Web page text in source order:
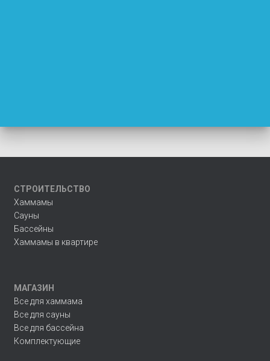
СТРОИТЕЛЬСТВО
Хаммамы
Сауны
Бассейны
Хаммамы в квартире
МАГАЗИН
Все для хаммама
Все для сауны
Все для бассейна
Комплектующие